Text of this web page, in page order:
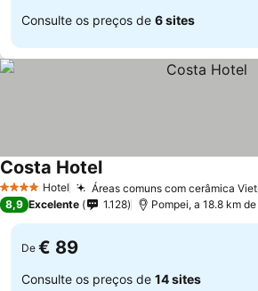
Consulte os preços de 6 sites
4 EstrelasHotel Áreas comuns com cerâmica
Costa HotelVer preços
8,9 Excelente 1.128 Pompei, a 18.8 km
De € 89
Consulte os preços de 14 sites